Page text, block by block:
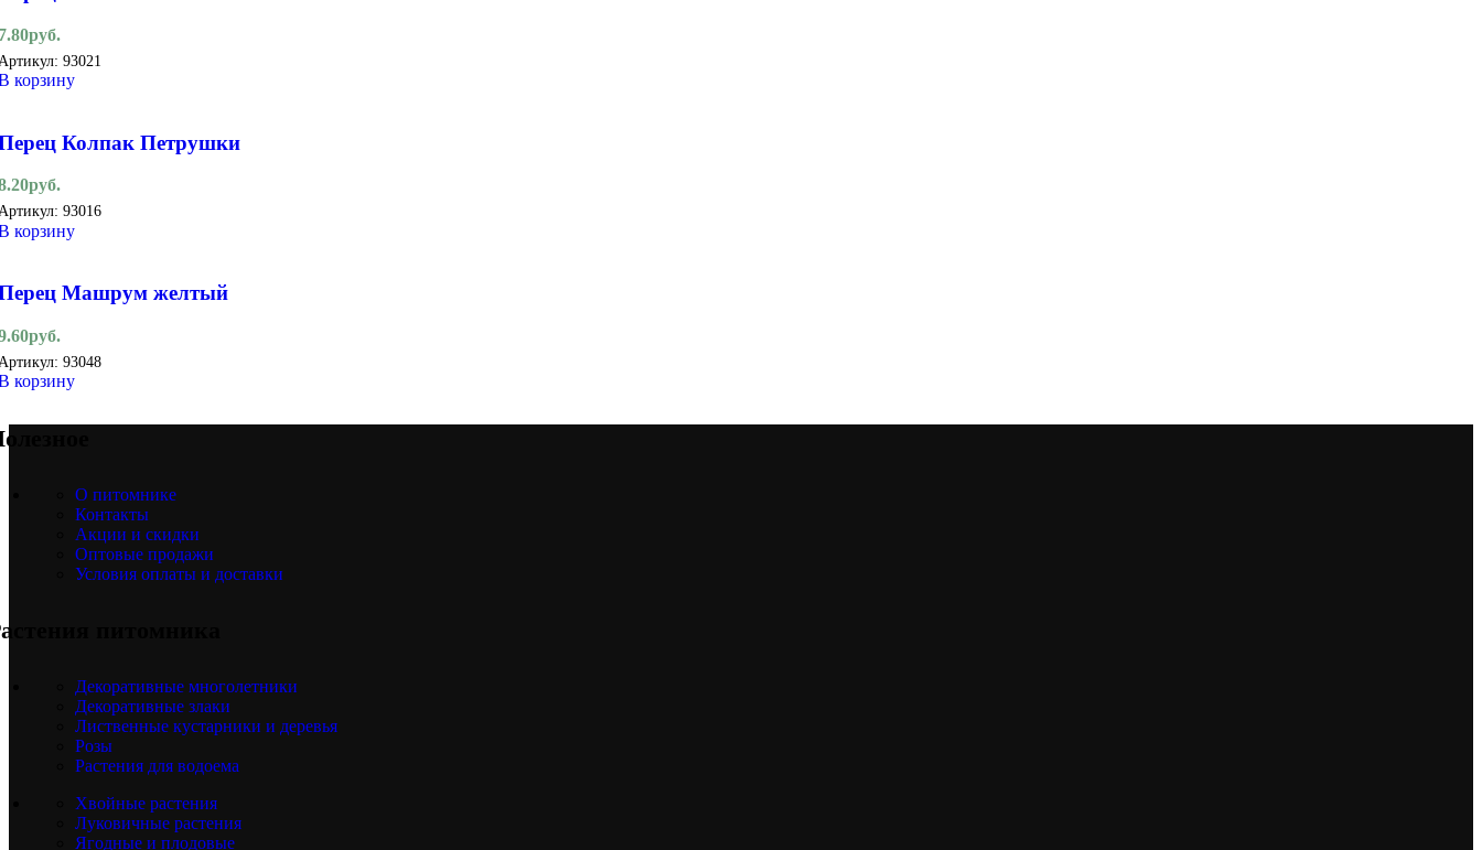
руб.
93021
корзину
Колпак Петрушки
руб.
93016
корзину
Машрум желтый
руб.
93048
корзину
О питомнике
Контакты
Акции и скидки
Оптовые продажи
Условия оплаты и доставки
питомника
Декоративные многолетники
Декоративные злаки
Лиственные кустарники и деревья
Розы
Растения для водоема
Хвойные растения
Луковичные растения
Ягодные и плодовые